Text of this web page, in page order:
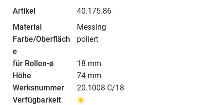
40.175.86
Messing
poliert
18 mm
74 mm
20.1008 C/18